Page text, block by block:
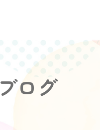
ブログ